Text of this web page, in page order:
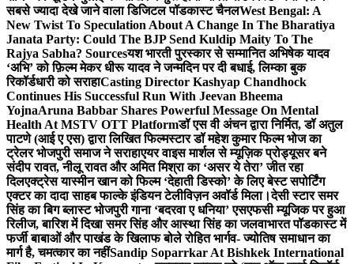
सबसे ज्यादा देखे जाने वाला डिजिटल पॉडकास्ट चैनलWest Bengal: A
New Twist To Speculation About A Change In The Bharatiya
Janata Party: Could The BJP Send Kuldip Maity To The
Rajya Sabha? Sourcesयश भारती पुरस्कार से सम्मानित अभिषेक यादव
‘अभि’ को फ़िल्म मेकर धीरू यादव ने जन्मदिन पर दी बधाई, लिम्का बुक
रिकॉर्डधारी को सराहाCasting Director Kashyap Chandhock
Continues His Successful Run With Jeevan Bheema
YojnaAruna Babbar Shares Powerful Message On Mental
Health At MSTV OTT Platformडॉ एस वी अंचन द्वारा निर्मित, डॉ अतुल
पाटणे (आई ए एस) द्वारा लिखित फिल्मस्टार डॉ महेश कुमार फिल्म भोज का
ट्रेलर भोजपुरी समाज ने सराहाएयर वाइस मार्शल से म्यूज़िक प्रोड्यूसर बने
संदीप रावत, नीलू रावत और अमित मिश्रा का ‘असर ये तेरा’ जीत रहा
दिलएक्ट्रेस यास्मीन खान को फिल्म ‘देहाती डिस्को’ के लिए बेस्ट सपोर्टिंग
एक्टर का दादा साहब फाल्के इंडियन टेलीविज़न अवॉर्ड मिला।देसी स्टार समर
सिंह का बिग ब्लास्ट भोजपुरी गाना ‘बदरवा ए धनिया’ एसएफसी म्यूजिक पर हुआ
रिलीज, बारिश में दिखा समर सिंह और आस्था सिंह का जलवाभारत पॉडकास्ट में
फर्जी बाबाओं और पाखंड के खिलाफ बोले रोहित भार्गव- ज्योतिष समाधान का
मार्ग है, चमत्कार का नहींSandip Soparrkar At Bishkek International